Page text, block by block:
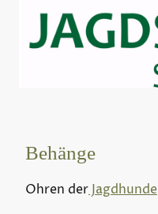
Behänge
Ohren derJagdhunde